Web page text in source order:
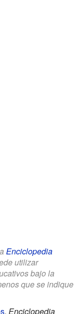
Enciclopedia
utilizar
bajo la
que se indique
. Enciclopedia